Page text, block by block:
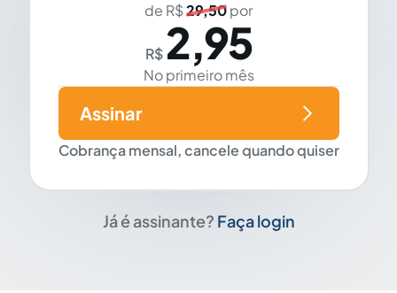
de R$29,50por
R$ 2,95
No primeiro mês
Cobrança mensal, cancele quando quiser
Assinar
Já é assinante? Faça login